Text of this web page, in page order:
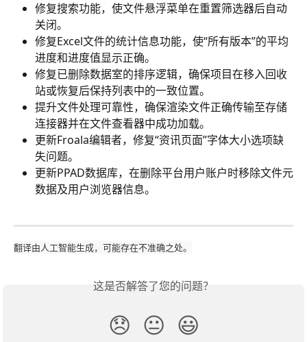
修复搜索功能，使文件悬浮菜单在重置筛选器后自动
关闭。
修复Excel文件的统计信息功能，使“所有版本”的平均
进度和进度值显示正确。
修复已删除数据室的排序逻辑，确保项目在移入回收
站或恢复后保持列表中的一致位置。
提升文件处理可靠性，确保渲染文件正确传输至存储
连接器并在文件查看器中成功加载。
更新Froala编辑者，修复“资讯页面”字体大小选项缺
失问题。
更新PPAD数据库，在删除平台用户账户时移除文件元
数据及用户浏览器信息。
翻译由人工智能生成，可能存在不准确之处。
这是否解答了您的问题？
😞 😐 😃